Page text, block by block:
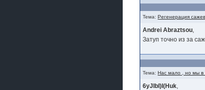
Тема:Регенерация
Andrei Abraztsou,
Затуп точно из за
Тема:Нас мало , но мы в
6yJIbI)I(Huk,